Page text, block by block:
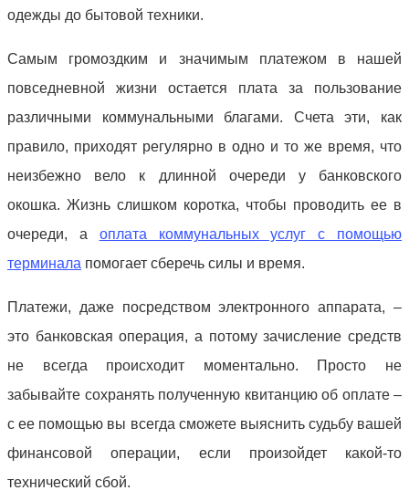
одежды до бытовой техники.
Самым громоздким и значимым платежом в нашей
повседневной жизни остается плата за пользование
различными коммунальными благами. Счета эти, как
правило, приходят регулярно в одно и то же время, что
неизбежно вело к длинной очереди у банковского
окошка. Жизнь слишком коротка, чтобы проводить ее в
очереди, а оплата коммунальных услуг с помощью
терминала помогает сберечь силы и время.
Платежи, даже посредством электронного аппарата, –
это банковская операция, а потому зачисление средств
не всегда происходит моментально. Просто не
забывайте сохранять полученную квитанцию об оплате –
с ее помощью вы всегда сможете выяснить судьбу вашей
финансовой операции, если произойдет какой-то
технический сбой.